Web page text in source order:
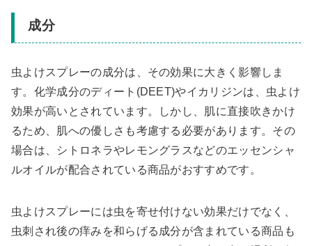
成分
虫よけスプレーの成分は、その効果に大きく影響しま
す。化学成分のディート(DEET)やイカリジンは、虫よけ
効果が高いとされています。しかし、肌に直接吹きかけ
るため、肌への優しさも考慮する必要があります。その
場合は、シトロネラやレモングラスなどのエッセンシャ
ルオイルが配合されている商品がおすすめです。
虫よけスプレーには虫を寄せ付けない効果だけでなく、
虫刺され後の痒みを和らげる成分が含まれている商品も